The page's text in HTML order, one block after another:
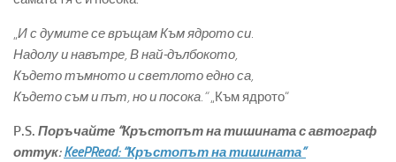
„И с думите се връщам Към ядрото си.
Надолу и навътре, В най-дълбокото,
Където тъмното и светлото едно са,
Където съм и път, ноипосока.“„Към ядрото“
P.S. Поръчайте “Кръстопът на тишината с автограф
оттук: KeePRead: “Кръстопът на тишината”